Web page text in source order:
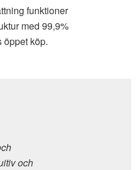
funktioner
med 99,9%
öppet köp.
och